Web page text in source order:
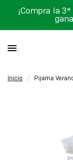
¡Compra la
Inicio / Pijama